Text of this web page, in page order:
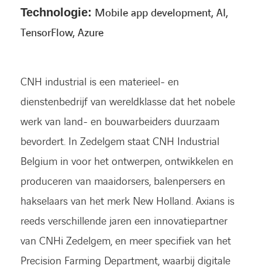
Technologie: Mobile app development, AI,
TensorFlow, Azure
CNH industrial is een materieel- en
dienstenbedrijf van wereldklasse dat het nobele
werk van land- en bouwarbeiders duurzaam
bevordert. In Zedelgem staat CNH Industrial
Belgium in voor het ontwerpen, ontwikkelen en
produceren van maaidorsers, balenpersers en
hakselaars van het merk New Holland. Axians is
reeds verschillende jaren een innovatiepartner
van CNHi Zedelgem, en meer specifiek van het
Precision Farming Department, waarbij digitale